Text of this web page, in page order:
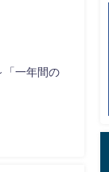
「一年間の